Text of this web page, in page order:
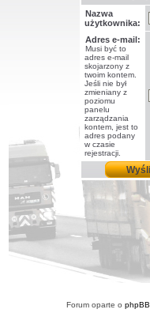
Nazwa
użytkownika:
Adres e-mail:
Musi być to
adres e-mail
skojarzony z
twoim kontem.
Jeśli nie był
zmieniany z
poziomu
panelu
zarządzania
kontem, jest to
adres podany
w czasie
rejestracji.
Forum oparte o phpBB